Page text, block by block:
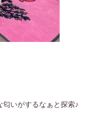
匂いがするなぁと探索♪